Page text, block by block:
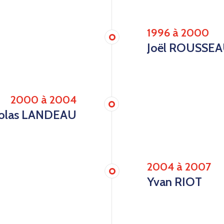
1996 à 2000
Joël
2000 à 2004
LANDEAU
2004 à 2007
Yvan RIOT